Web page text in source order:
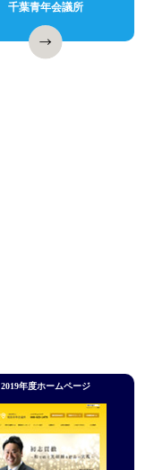
千葉青年会議所
2019年度ホームページ